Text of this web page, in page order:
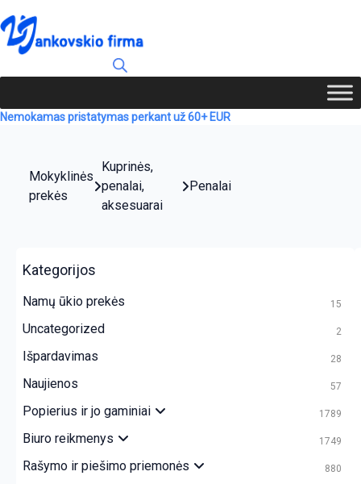
Nemokamas pristatymas perkant už 60+ EUR
Mokyklinės
prekės
Kuprinės,
penalai,
aksesuarai
Penalai
Kategorijos
Namų ūkio prekės 15
Uncategorized 2
Išpardavimas 28
Naujienos 57
Popierius ir jo gaminiai 1789
Biuro reikmenys 1749
Rašymo ir piešimo priemonės 880